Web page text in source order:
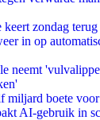
keert zondag
in op
neemt
miljard boete
AI-gebruik in